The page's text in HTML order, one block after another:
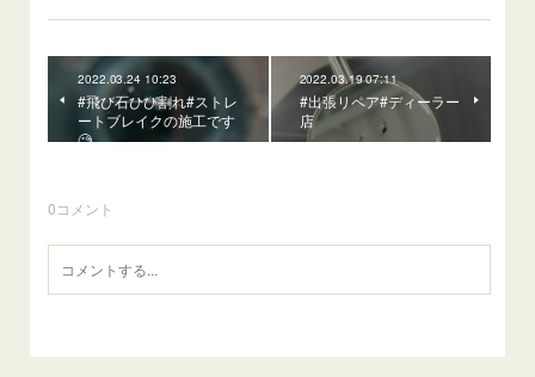
2022.03.24 10:23
#飛び石ひび割れ#ストレ
ートブレイクの施工です
🧐
2022.03.19 07:11
#出張リペア#ディーラー
店
0コメント